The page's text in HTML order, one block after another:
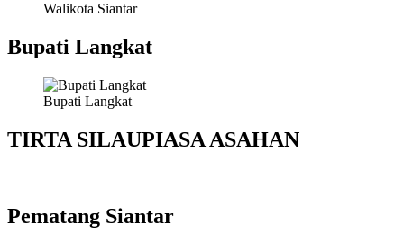
Walikota Siantar
Bupati Langkat
Bupati Langkat
TIRTA SILAUPIASA ASAHAN
Pematang Siantar